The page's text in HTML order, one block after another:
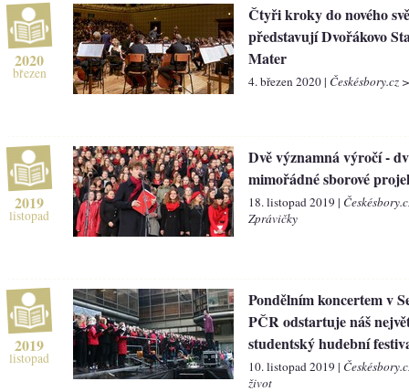
2020
březen
Čtyři kroky do nového
představují Dvořákovo
Mater
4. březen 2020 | Českésbory.cz
2019
listopad
Dvě významná výročí -
mimořádné sborové
18. listopad 2019 |
Zprávičky
2019
listopad
Pondělním koncertem v
PČR odstartuje náš
studentský hudební
10. listopad 2019 |
život